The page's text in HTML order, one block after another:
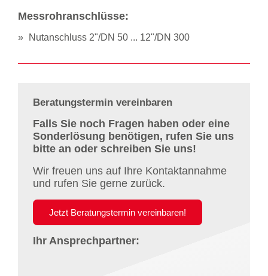
Messrohranschlüsse:
Nutanschluss 2"/DN 50 ... 12"/DN 300
Beratungstermin vereinbaren
Falls Sie noch Fragen haben oder eine
Sonderlösung benötigen, rufen Sie uns
bitte an oder schreiben Sie uns!
Wir freuen uns auf Ihre Kontaktannahme
und rufen Sie gerne zurück.
Jetzt Beratungstermin vereinbaren!
Ihr Ansprechpartner: